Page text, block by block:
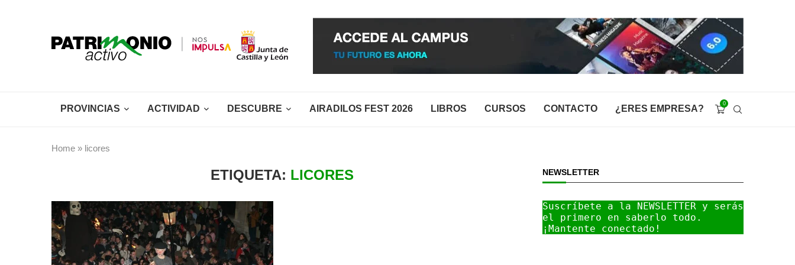
PROVINCIAS ACTIVIDAD DESCUBRE AIRADILOS FEST 2026 LIBROS CURSOS CONTACTO ¿ERES EMPRESA? 0
Home » licores
ETIQUETA: LICORES NEWSLETTER
Suscríbete a la NEWSLETTER y serás
el primero en saberlo todo.
¡Mantente conectado!